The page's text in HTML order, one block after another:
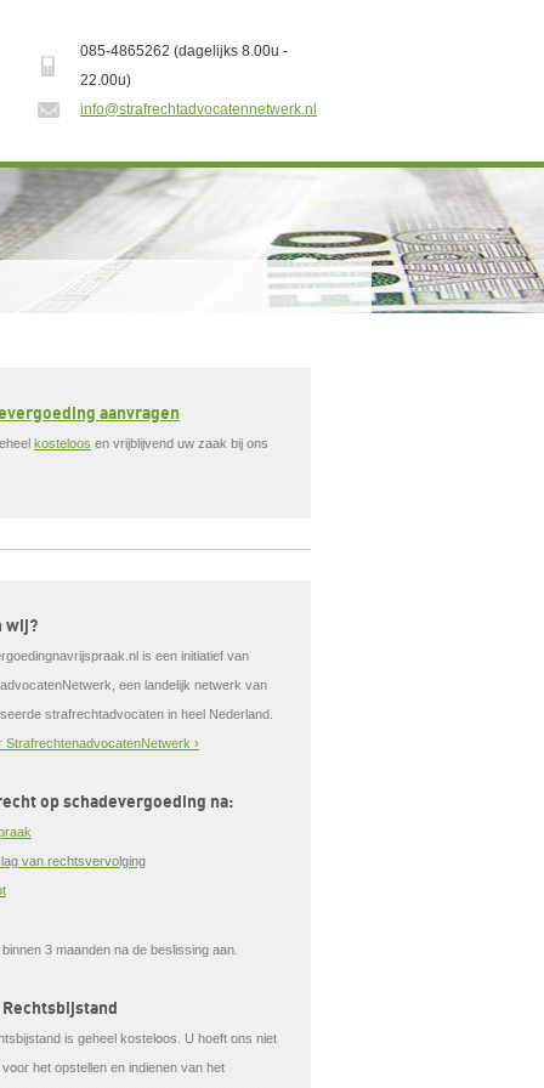
085-4865262 (dagelijks 8.00u -
22.00u)
info@strafrechtadvocatennetwerk.nl
aanvragen
kosteloos en vrijblijvend uw zaak bij ons
wij?
is een initiatief van
een landelijk netwerk van
strafrechtadvocaten in heel Nederland.
StrafrechtenadvocatenNetwerk ›
op schadevergoeding na:
van rechtsvervolging
binnen 3 maandenna de beslissing aan.
Rechtsbijstand
is geheel kosteloos. U hoeft ons niet
het opstellen en indienen van het